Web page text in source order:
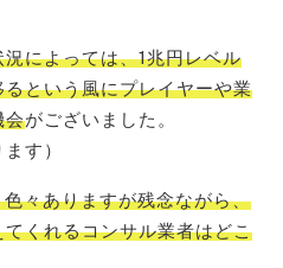
によっては、1兆円レベル
という風にプレイヤーや業
会がございました。
す）
々ありますが残念ながら、
くれるコンサル業者はどこ